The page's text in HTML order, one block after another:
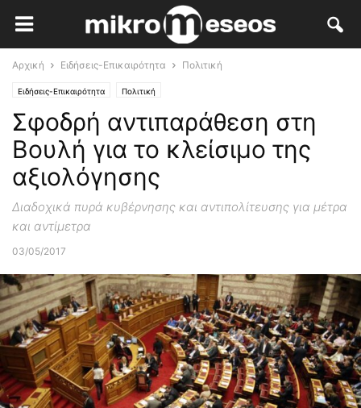
Αρχική Ειδήσεις-Επικαιρότητα Πολιτική
Ειδήσεις-Επικαιρότητα Πολιτική
Σφοδρή αντιπαράθεση στη
Βουλή για το κλείσιμο της
αξιολόγησης
Διαδοχικά πυρά κυβέρνησης και αντιπολίτευσης για μέτρα
και αντίμετρα
03/05/2017